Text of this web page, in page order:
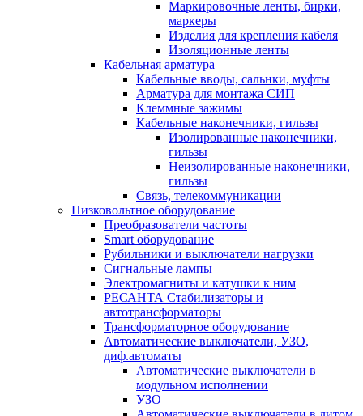
Маркировочные ленты, бирки,
маркеры
Изделия для крепления кабеля
Изоляционные ленты
Кабельная арматура
Кабельные вводы, сальнки, муфты
Арматура для монтажа СИП
Клеммные зажимы
Кабельные наконечники, гильзы
Изолированные наконечники,
гильзы
Неизолированные наконечники,
гильзы
Связь, телекоммуникации
Низковольтное оборудование
Преобразователи частоты
Smart оборудование
Рубильники и выключатели нагрузки
Сигнальные лампы
Электромагниты и катушки к ним
РЕСАНТА Стабилизаторы и
автотрансформаторы
Трансформаторное оборудование
Автоматические выключатели, УЗО,
диф.автоматы
Автоматические выключатели в
модульном исполнении
УЗО